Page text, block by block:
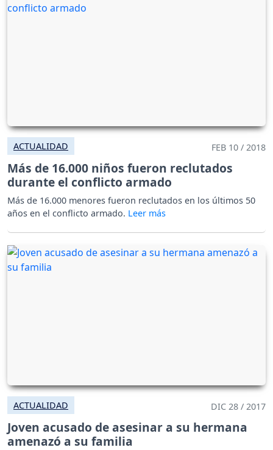
ACTUALIDAD FEB 10 / 2018
Más de 16.000 niños fueron reclutados
durante el conflicto armado
Más de 16.000 menores fueron reclutados en los últimos 50
años en el conflicto armado.
ACTUALIDAD DIC 28 / 2017
Joven acusado de asesinar a su hermana
amenazó a su familia